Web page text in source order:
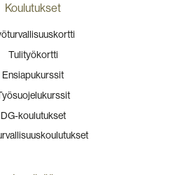
Koulutukset
Tulityökortti
Ensiapukurssit
DG-koulutukset